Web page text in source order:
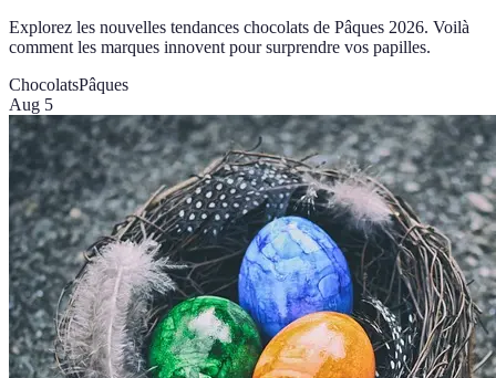
Explorez les nouvelles tendances chocolats de Pâques 2026. Voilà
comment les marques innovent pour surprendre vos papilles.
ChocolatsPâques
Aug 5